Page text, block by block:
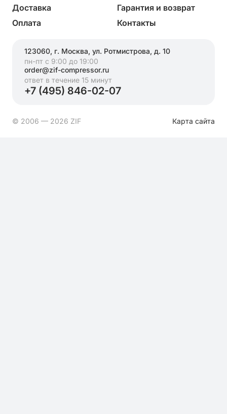
Доставка
Гарантия и возврат
Оплата
Контакты
123060, г. Москва, ул. Ротмистрова, д. 10
пн-пт с 9:00 до 19:00
order@zif-compressor.ru
ответ в течение 15 минут
+7 (495) 846-02-07
© 2006 — 2026 ZIF Карта сайта